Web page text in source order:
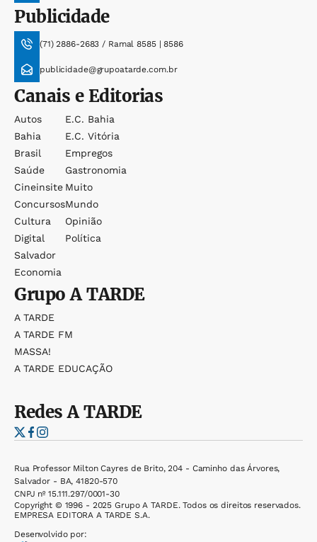
Publicidade
(71) 2886-2683 / Ramal 8585 | 8586
publicidade@grupoatarde.com.br
Canais e Editorias
Autos
Bahia
Brasil
Saúde
Cineinsite
Concursos
Cultura
Digital
Salvador
Economia
E.c. Bahia
E.c. Vitória
Empregos
Gastronomia
Muito
Mundo
Opinião
Política
GrupoA TARDE
A TARDE
A TARDE FM
MASSA!
A TARDE EDUCAÇÃO
RedesA TARDE
Rua Professor Milton Cayres de Brito, 204 - Caminho das Árvores,
Salvador - BA, 41820-570
CNPJ nº 15.111.297/0001-30
Copyright © 1996 - 2025 Grupo A TARDE. Todos os direitos reservados.
EMPRESA EDITORA A TARDE S.A.
Desenvolvido por: